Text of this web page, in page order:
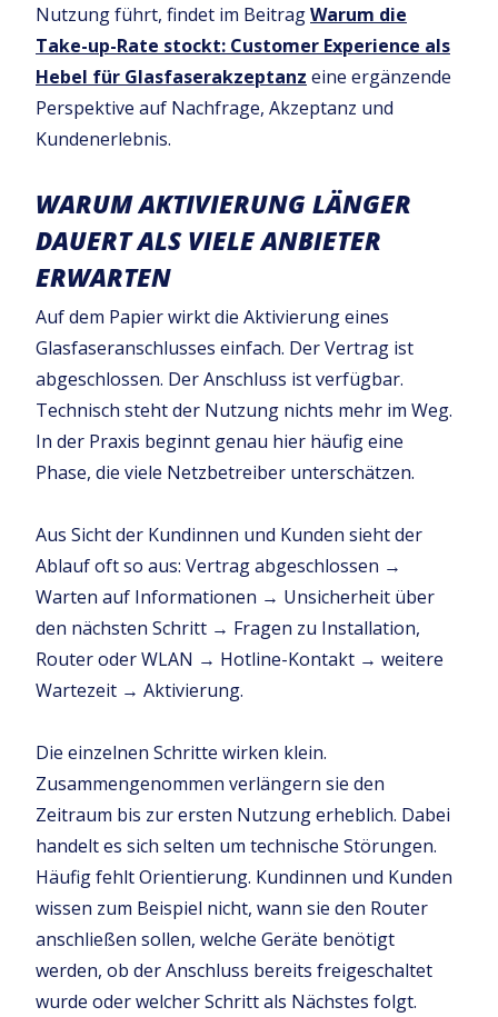
Nutzung führt, findet im BeitragWarum die
Take-up-Rate stockt: Customer Experience als
Hebel für Glasfaserakzeptanz eine ergänzende
Perspektive auf Nachfrage, Akzeptanz und
Kundenerlebnis.
WARUM AKTIVIERUNG LÄNGER
DAUERT ALS VIELE ANBIETER
ERWARTEN
Auf dem Papier wirkt die Aktivierung eines
Glasfaseranschlusses einfach. Der Vertrag ist
abgeschlossen. Der Anschluss ist verfügbar.
Technisch steht der Nutzung nichts mehr im Weg.
In der Praxis beginnt genau hier häufig eine
Phase, die viele Netzbetreiber unterschätzen.
Aus Sicht der Kundinnen und Kunden sieht der
Ablauf oft so aus: Vertrag abgeschlossen →
Warten auf Informationen → Unsicherheit über
den nächsten Schritt → Fragen zu Installation,
Router oder WLAN → Hotline-Kontakt → weitere
Wartezeit → Aktivierung.
Die einzelnen Schritte wirken klein.
Zusammengenommen verlängern sie den
Zeitraum bis zur ersten Nutzung erheblich. Dabei
handelt es sich selten um technische Störungen.
Häufig fehlt Orientierung. Kundinnen und Kunden
wissen zum Beispiel nicht, wann sie den Router
anschließen sollen, welche Geräte benötigt
werden, ob der Anschluss bereits freigeschaltet
wurde oder welcher Schritt als Nächstes folgt.